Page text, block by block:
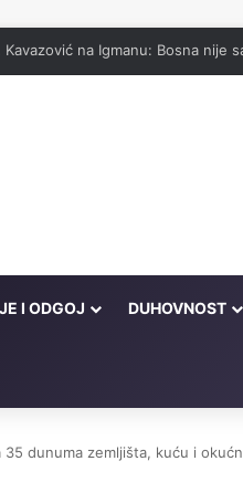
koji su cijeli život kucali na vrata
I ODGOJ DUHOVNOST
35 dunuma zemljišta, kuću i